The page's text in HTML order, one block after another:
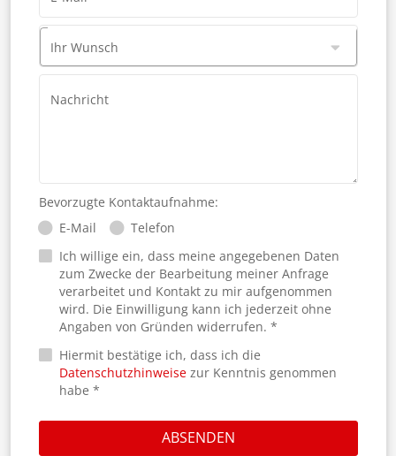
Ihr Wunsch
Nachricht
Bevorzugte Kontaktaufnahme:
E-Mail
Telefon
Ich willige ein, dass meine angegebenen Daten
zum Zwecke der Bearbeitung meiner Anfrage
verarbeitet und Kontakt zu mir aufgenommen
wird. Die Einwilligung kann ich jederzeit ohne
Angaben von Gründen widerrufen. *
Hiermit bestätige ich, dass ich die
Datenschutzhinweisezur Kenntnis genommen
habe *
ABSENDEN